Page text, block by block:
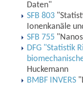
Daten"
SFB 803
Ionenkanäle
SFB 755
DFG "Statistik
Huckemann
BMBF INVERS